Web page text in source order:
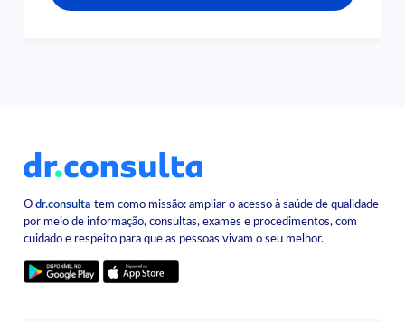
Odr.consulta tem como missão: ampliar o acesso à saúde de qualidade
por meio de informação, consultas, exames e procedimentos, com
cuidado e respeito para que as pessoas vivam o seu melhor.